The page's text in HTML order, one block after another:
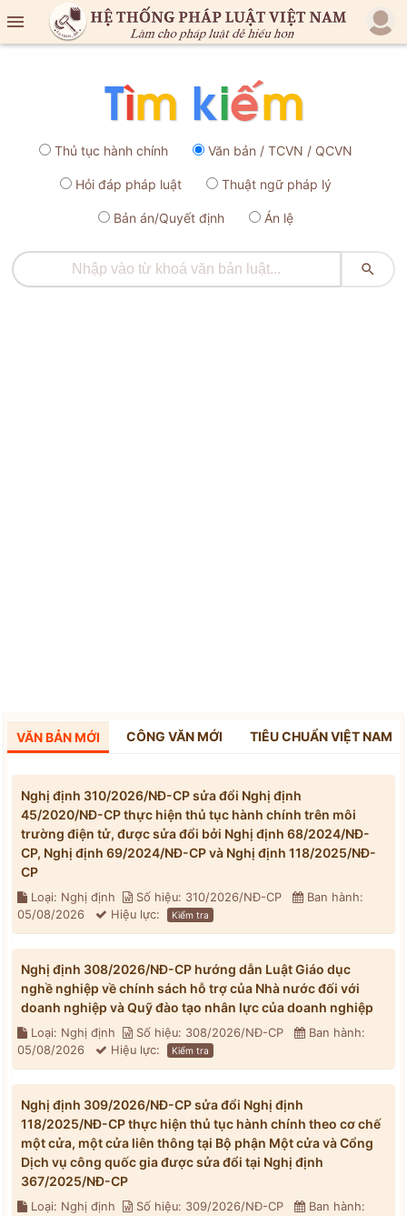

Thủ tục hành chính Văn bản / TCVN / QCVN
Hỏi đáp pháp luật Thuật ngữ pháp lý
Bản án/Quyết định Án lệ

VĂN BẢN MỚI CÔNG VĂN MỚI TIÊU CHUẨN VIỆT NAM
Nghị định 310/2026/NĐ-CP sửa đổi Nghị định
45/2020/NĐ-CP thực hiện thủ tục hành chính trên môi
trường điện tử, được sửa đổi bởi Nghị định 68/2024/NĐ-
CP, Nghị định 69/2024/NĐ-CP và Nghị định 118/2025/NĐ-
CP
Loại: Nghị định Số hiệu: 310/2026/NĐ-CP
Ban hành:
05/08/2026
Hiệu lực: Kiểm tra
Nghị định 308/2026/NĐ-CP hướng dẫn Luật Giáo dục
nghề nghiệp về chính sách hỗ trợ của Nhà nước đối với
doanh nghiệp và Quỹ đào tạo nhân lực của doanh nghiệp
Loại: Nghị định Số hiệu: 308/2026/NĐ-CP
Ban hành:
05/08/2026
Hiệu lực: Kiểm tra
Nghị định 309/2026/NĐ-CP sửa đổi Nghị định
118/2025/NĐ-CP thực hiện thủ tục hành chính theo cơ chế
một cửa, một cửa liên thông tại Bộ phận Một cửa và Cổng
Dịch vụ công quốc gia được sửa đổi tại Nghị định
367/2025/NĐ-CP
Loại: Nghị định Số hiệu: 309/2026/NĐ-CP
Ban hành: